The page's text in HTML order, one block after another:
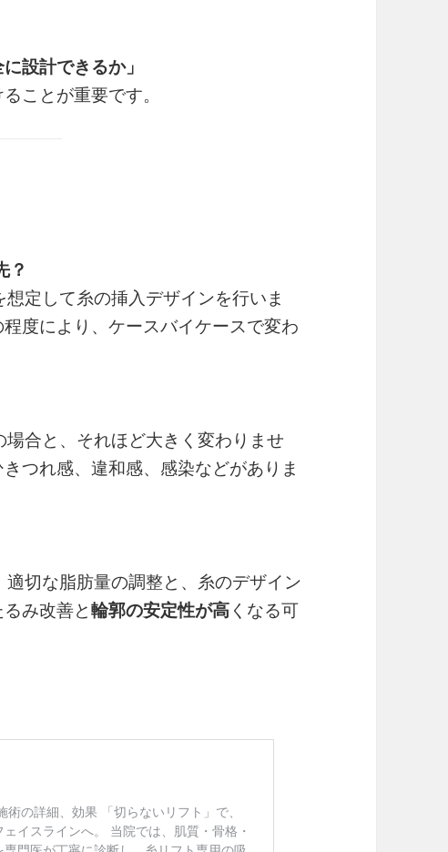
設計できるか」
ことが重要です。
？
定して糸の挿入デザインを行いま
度により、ケースバイケースで変わ
合と、それほど大きく変わりませ
つれ感、違和感、感染などがありま
切な脂肪量の調整と、糸のデザイン
み改善と輪郭の安定性が高くなる可